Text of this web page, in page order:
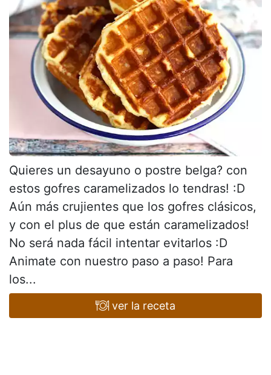
Quieres un desayuno o postre belga? con
estos gofres caramelizados lo tendras! :D
Aún más crujientes que los gofres clásicos,
y con el plus de que están caramelizados!
No será nada fácil intentar evitarlos :D
Animate con nuestro paso a paso! Para
los...
ver la receta